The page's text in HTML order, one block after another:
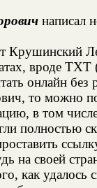
написал
Крушинский
вроде
онлайн
то можно
в том
полностью
на своей
как удалось